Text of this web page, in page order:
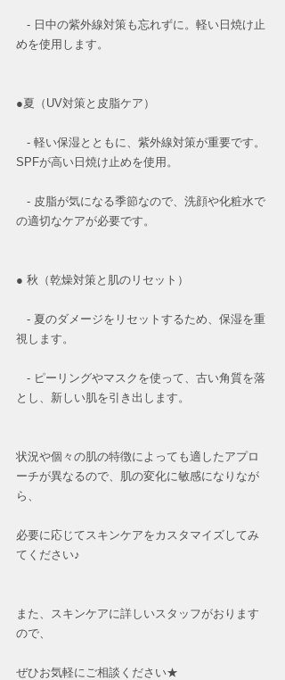
- 日中の紫外線対策も忘れずに。軽い日焼け止
めを使用します。
●夏（UV対策と皮脂ケア）
- 軽い保湿とともに、紫外線対策が重要です。
SPFが高い日焼け止めを使用。
- 皮脂が気になる季節なので、洗顔や化粧水で
の適切なケアが必要です。
● 秋（乾燥対策と肌のリセット）
- 夏のダメージをリセットするため、保湿を重
視します。
- ピーリングやマスクを使って、古い角質を落
とし、新しい肌を引き出します。
状況や個々の肌の特徴によっても適したアプロ
ーチが異なるので、肌の変化に敏感になりなが
ら、
必要に応じてスキンケアをカスタマイズしてみ
てください♪
また、スキンケアに詳しいスタッフがおります
ので、
ぜひお気軽にご相談ください★